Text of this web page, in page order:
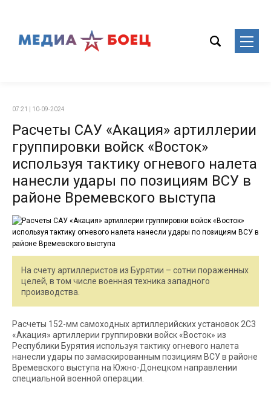
07:21 | 10-09-2024
Расчеты САУ «Акация» артиллерии
группировки войск «Восток»
используя тактику огневого налета
нанесли удары по позициям ВСУ в
районе Времевского выступа
На счету артиллеристов из Бурятии – сотни пораженных
целей, в том числе военная техника западного
производства.
Расчеты 152-мм самоходных артиллерийских установок 2С3
«Акация» артиллерии группировки войск «Восток» из
Республики Бурятия используя тактику огневого налета
нанесли удары по замаскированным позициям ВСУ в районе
Времевского выступа на Южно-Донецком направлении
специальной военной операции.